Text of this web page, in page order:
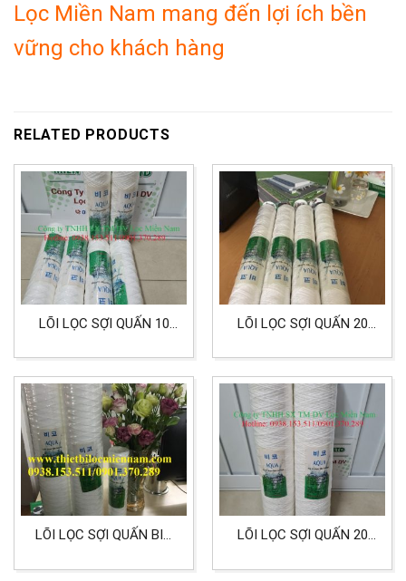
Lọc Miền Nam mang đến lợi ích bền
vững cho khách hàng
RELATED PRODUCTS
LÕI LỌC SỢI QUẤN 10
AQUA LỌC CÔNG
NGHIỆP, HÓA CHẤT XI
MẠ
LÕI LỌC SỢI QUẤN 20
CHẤT CÔNG NGHIỆP
LÕI LỌC SỢI QUẤN BIG
HÓA CHẤT
LÕI LỌC SỢI QUẤN 20
MICRON BIG